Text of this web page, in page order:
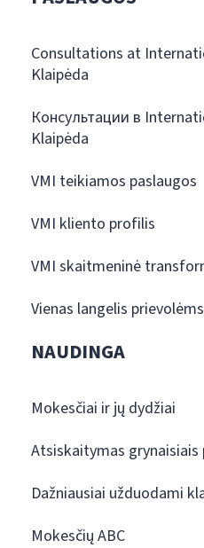
Consultations at
Klaipėda
Консультации в
Klaipėda
VMI teikiamos paslaugos
VMI kliento profilis
VMI skaitmeninė
Vienas langelis
NAUDINGA
Mokesčiai ir jų dydžiai
Atsiskaitymas grynaisiais
Dažniausiai užduodami
Mokesčių ABC